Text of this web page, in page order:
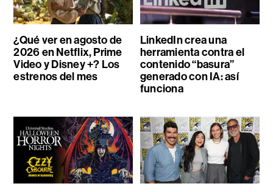
¿Qué ver en agosto de
2026 en Netflix, Prime
Video y Disney +? Los
estrenos del mes
LinkedIn crea una
herramienta contra el
contenido “basura”
generado con IA: así
funciona